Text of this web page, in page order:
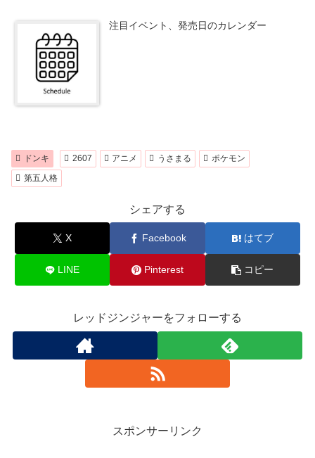
注目イベント、発売日のカレンダー
ドンキ 2607 アニメ うさまる
ポケモン
第五人格
シェアする
X Facebook はてブ
LINE Pinterest コピー
レッドジンジャーをフォローする
スポンサーリンク